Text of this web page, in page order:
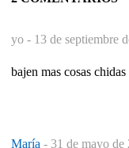
yo - 13 de septiembre
bajen mas cosas chidas
María - 31 de mayo